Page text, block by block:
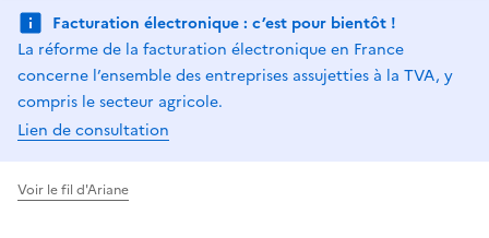
Facturation électronique : c’est pour bientôt !
La réforme de la facturation électronique en France
concerne l’ensemble des entreprises assujetties à la TVA, y
compris le secteur agricole.
Lien de consultation
Voir le fil d'Ariane